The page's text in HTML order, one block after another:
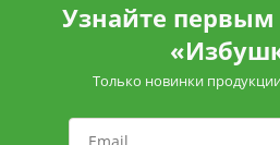
Узнайте
Только новинки